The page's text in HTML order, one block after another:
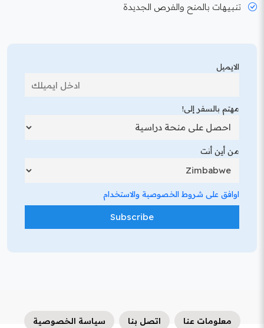
تنبيهات بالمنح والفرص الجديدة
الايميل
مهتم بالسفر إلى!
من أين أنت
اوافق على شروط الخصوصية والاستخدام
معلومات عنا اتصل بنا سياسة الخصوصية